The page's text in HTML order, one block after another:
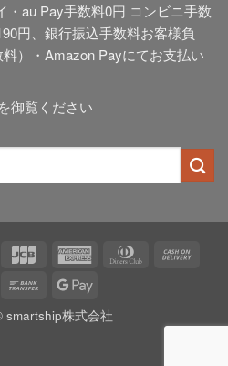
・au Pay手数料0円 コンビニ手数
円、銀行振込手数料お客様負
料）・Amazon Payにてお支払い
御覧ください
JCB
American
Dinners
Bank
Google
株式会社